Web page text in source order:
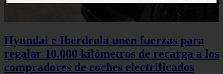
Hyundai e Iberdrola unen fuerzas para
regalar 10.000 kilómetros de recarga a los
compradores de coches electrificados